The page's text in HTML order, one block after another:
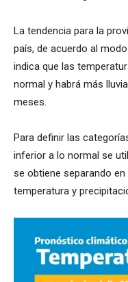
La tendencia para la
país, de acuerdo al
indica que las
normal y habrá más
meses.
Para definir las
inferior a lo normal se
se obtiene separando
temperatura y